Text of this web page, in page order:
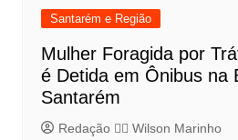
Santarém e Região
Mulher Foragida por
é Detida em Ônibus na
Santarém
Redação 👨‍⚖️​ Wilson Marinho